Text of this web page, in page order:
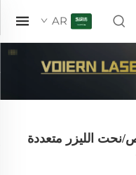
AR
نحت الليزر متعددة